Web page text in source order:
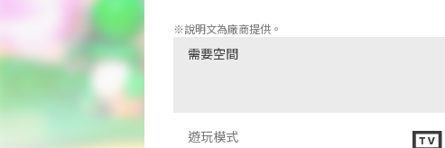
※說明文為廠商提供。
需要空間
遊玩模式